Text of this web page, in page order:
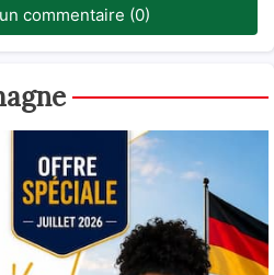
commentaire (0)